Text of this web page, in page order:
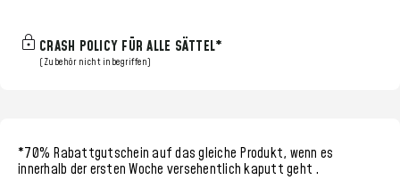
CRASH POLICY FÜR ALLE SÄTTEL*
(Zubehör nicht inbegriffen)
*70% Rabattgutscheinauf das gleiche Produkt, wenn es
innerhalb derersten Woche versehentlich kaputt geht .